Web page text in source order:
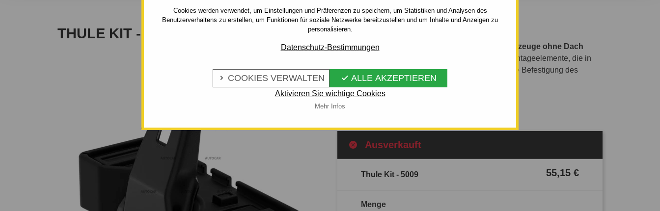
Cookies werden verwendet, um Einstellungen und Präferenzen zu speichern, um Statistiken und Analysen des
Benutzerverhaltens zu erstellen, um Funktionen für soziale Netzwerke bereitzustellen und um Inhalte und Anzeigen zu
personalisieren.
Datenschutz-Bestimmungen
 COOKIES VERWALTEN  ALLE AKZEPTIEREN
Aktivieren Sie wichtige Cookies
Mehr Infos
THULE KIT - 5009 Artikel-Nr.:
Das originale
Fahrzeuge ohne Dach
konzipiert. Das Set enthält vier präzise geformte Montageelemente, die in
Kombination mit den passenden Füßen eine sichere Befestigung des
THULE Dachträgers ermöglichen.
Ausverkauft
Thule Kit - 5009 55,15 €
Menge